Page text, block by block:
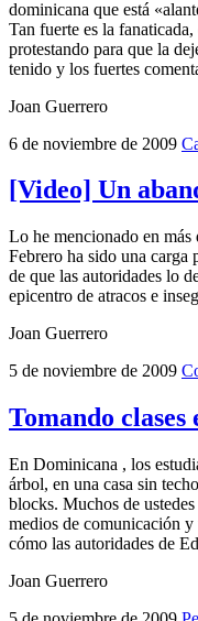
dominicana que está
Tan fuerte es la
protestando para que la
tenido y los fuertes
Joan Guerrero
6 de noviembre de 2009
[Video] Un
Lo he mencionado en
Febrero ha sido una carga
de que las autoridades lo
epicentro de atracos e
Joan Guerrero
5 de noviembre de 2009
Tomando
En Dominicana , los
árbol, en una casa sin
blocks. Muchos de
medios de comunicación
cómo las autoridades de
Joan Guerrero